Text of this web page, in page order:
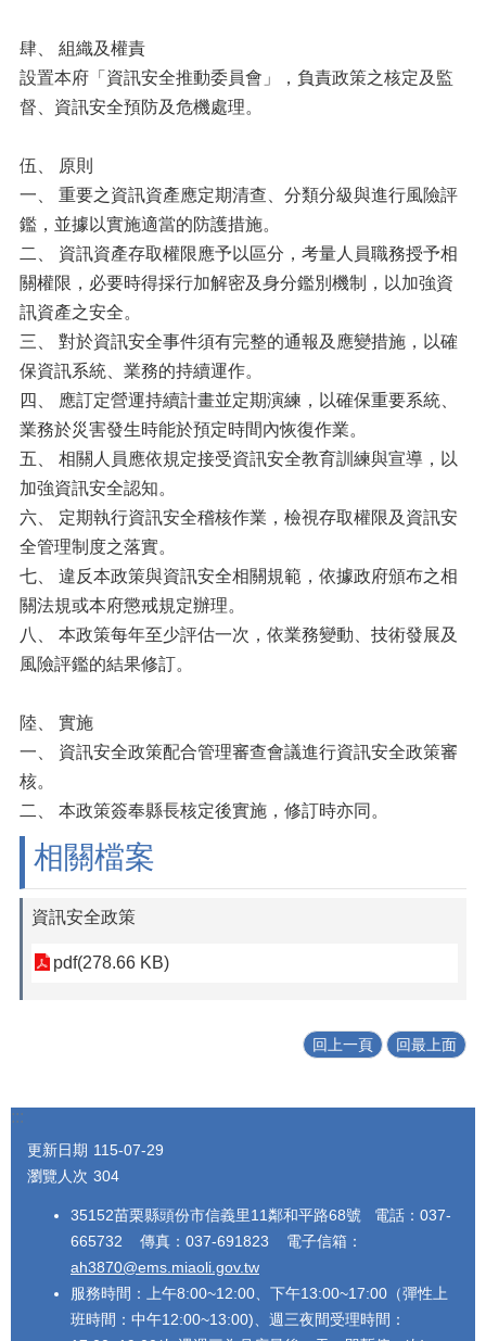
肆、 組織及權責
設置本府「資訊安全推動委員會」，負責政策之核定及監
督、資訊安全預防及危機處理。
伍、 原則
一、 重要之資訊資產應定期清查、分類分級與進行風險評
鑑，並據以實施適當的防護措施。
二、 資訊資產存取權限應予以區分，考量人員職務授予相
關權限，必要時得採行加解密及身分鑑別機制，以加強資
訊資產之安全。
三、 對於資訊安全事件須有完整的通報及應變措施，以確
保資訊系統、業務的持續運作。
四、 應訂定營運持續計畫並定期演練，以確保重要系統、
業務於災害發生時能於預定時間內恢復作業。
五、 相關人員應依規定接受資訊安全教育訓練與宣導，以
加強資訊安全認知。
六、 定期執行資訊安全稽核作業，檢視存取權限及資訊安
全管理制度之落實。
七、 違反本政策與資訊安全相關規範，依據政府頒布之相
關法規或本府懲戒規定辦理。
八、 本政策每年至少評估一次，依業務變動、技術發展及
風險評鑑的結果修訂。
陸、 實施
一、 資訊安全政策配合管理審查會議進行資訊安全政策審
核。
二、 本政策簽奉縣長核定後實施，修訂時亦同。
相關檔案
資訊安全政策
pdf(278.66 KB)
回上一頁 回最上面
:::
更新日期 115-07-29
瀏覽人次 304
35152苗栗縣頭份市信義里11鄰和平路68號 電話：037-
665732 傳真：037-691823 電子信箱：
ah3870@ems.miaoli.gov.tw
服務時間：上午8:00~12:00、下午13:00~17:00（彈性上
班時間：中午12:00~13:00)、週三夜間受理時間：